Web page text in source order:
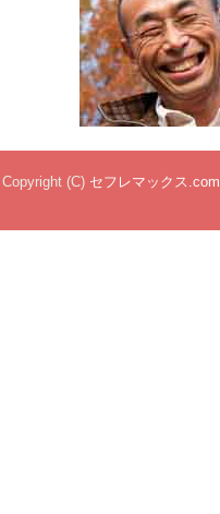
Copyright (C) セフレマックス.com